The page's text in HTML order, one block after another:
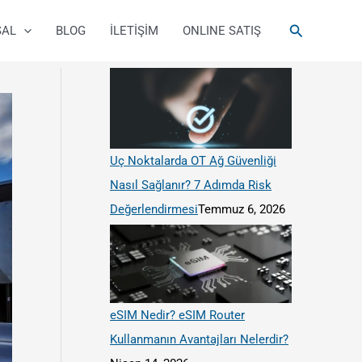
BLOG İLETİŞİM ONLINE SATIŞ Arama
Uç Noktalarda OT Ağ Güvenliği
Nasıl Sağlanır? 7 Adımda Risk
DeğerlendirmesiTemmuz 6, 2026
eSIM Nedir? eSIM Router
Kullanmanın Avantajları Nelerdir?
m
p
a
/
g
s
m
u
/
o
m
p
a
/
g
s
l
m
u
F
e
b
o
o
T
e
r
Y
b